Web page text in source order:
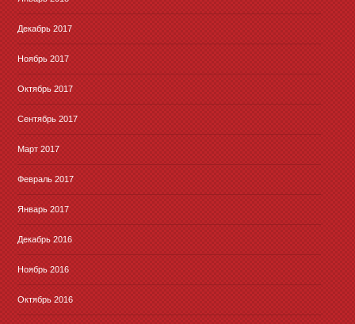
Декабрь 2017
Ноябрь 2017
Октябрь 2017
Сентябрь 2017
Март 2017
Февраль 2017
Январь 2017
Декабрь 2016
Ноябрь 2016
Октябрь 2016